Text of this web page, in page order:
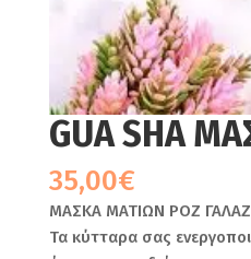
GUA SHA
35,00€
ΜΑΣΚΑ ΜΑΤΙΩΝ ΡΟΖ
Τα κύτταρα σας